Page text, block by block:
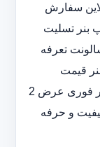
سفارش
بنر تسلیت
تعرفه
قیمت
طراحی و چاپ بنر فوری عرض 1متر چاپ بنر فوری عرض 2
و با کیفیت و حرفه